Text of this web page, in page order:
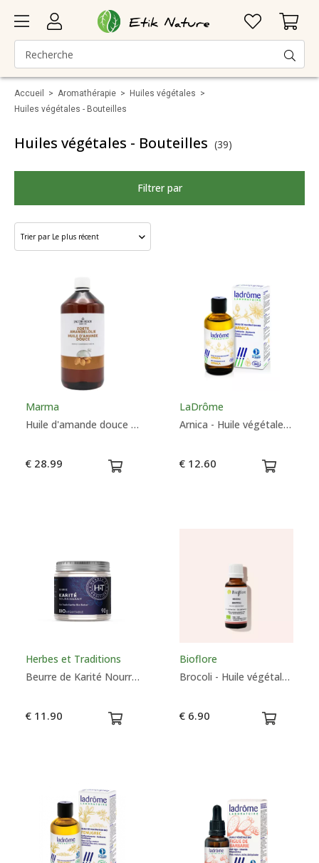
Accueil > Aromathérapie > Huiles végétales >
Huiles végétales - Bouteilles
Huiles végétales - Bouteilles (39)
Filtrer par
Marque
Couleurs
Marma
Huile d'amande douce - Jacob Hooy
€ 28.99
LaDrôme
Arnica - Huile végétale Bio - LaDrôme
€ 12.60
Herbes et Traditions
Beurre de Karité Nourrissant 90g - Herbes et Traditions
€ 11.90
Bioflore
Brocoli - Huile végétale - Bioflore
€ 6.90